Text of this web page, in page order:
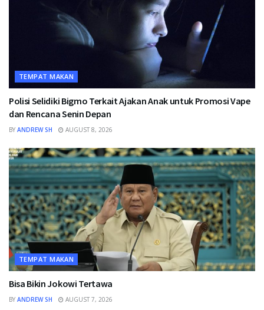
TEMPAT MAKAN
Polisi Selidiki Bigmo Terkait Ajakan Anak untuk Promosi Vape
dan Rencana Senin Depan
BY ANDREW SH AUGUST 8, 2026
TEMPAT MAKAN
Bisa Bikin Jokowi Tertawa
BY ANDREW SH AUGUST 7, 2026